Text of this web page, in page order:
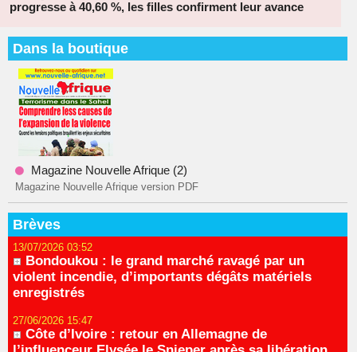
progresse à 40,60 %, les filles confirment leur avance
Dans la boutique
Magazine Nouvelle Afrique (2)
Magazine Nouvelle Afrique version PDF
Brèves
13/07/2026 03:52
Bondoukou : le grand marché ravagé par un
violent incendie, d’importants dégâts matériels
enregistrés
27/06/2026 15:47
Côte d’Ivoire : retour en Allemagne de